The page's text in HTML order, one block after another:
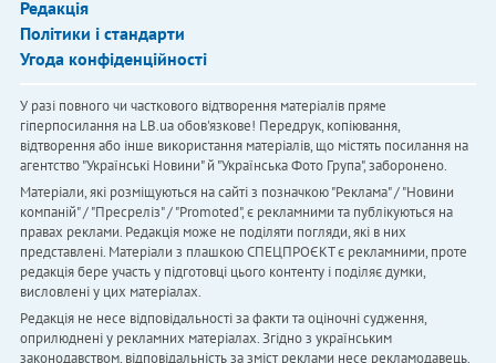
Редакція
Політики і стандарти
Угода конфіденційності
У разі повного чи часткового відтворення матеріалів пряме
гіперпосилання на LB.ua обов'язкове! Передрук, копіювання,
відтворення або інше використання матеріалів, що містять посилання на
агентство "Українськi Новини" й "Українська Фото Група", заборонено.
Матеріали, які розміщуються на сайті з позначкою "Реклама" / "Новини
компаній" / "Пресреліз" / "Promoted", є рекламними та публікуються на
правах реклами. Редакція може не поділяти погляди, які в них
представлені. Матеріали з плашкою СПЕЦПРОЄКТ є рекламними, проте
редакція бере участь у підготовці цього контенту і поділяє думки,
висловлені у цих матеріалах.
Редакція не несе відповідальності за факти та оціночні судження,
оприлюднені у рекламних матеріалах. Згідно з українським
законодавством, відповідальність за зміст реклами несе рекламодавець.